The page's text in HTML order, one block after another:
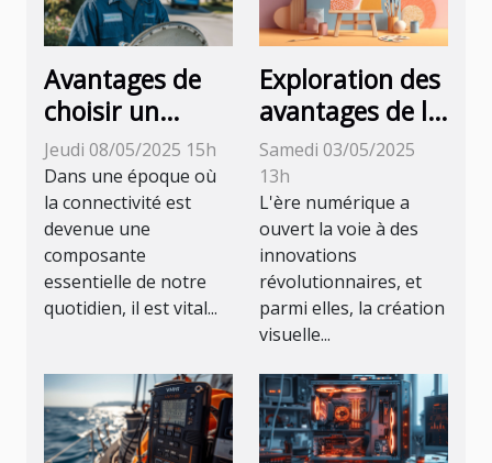
Avantages de
choisir un
service local
pour
l'installation de
votre internet
par satellite
Jeudi 08/05/2025 15h
Dans une époque où
la connectivité est
devenue une
composante
essentielle de notre
quotidien, il est vital...
Exploration des
avantages de la
création visuelle
assistée par IA
pour les
professionnels
Samedi 03/05/2025
13h
L'ère numérique a
ouvert la voie à des
innovations
révolutionnaires, et
parmi elles, la création
visuelle...